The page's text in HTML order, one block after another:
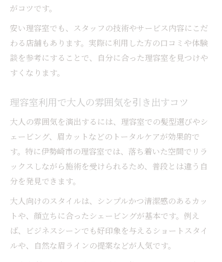
がコツです。
安い理容室でも、スタッフの技術やサービス内容にこだ
わる店舗もあります。実際に利用した方の口コミや体験
談を参考にすることで、自分に合った理容室を見つけや
すくなります。
理容室利用で大人の雰囲気を引き出すコツ
大人の雰囲気を演出するには、理容室での髪型選びやシ
ェービング、眉カットなどのトータルケアが効果的で
す。特に伊勢崎市の理容室では、落ち着いた空間でリラ
ックスしながら施術を受けられるため、普段とは違う自
分を発見できます。
大人向けのスタイルは、シンプルかつ清潔感のあるカッ
トや、顔立ちに合ったシェービングが基本です。例え
ば、ビジネスシーンでも好印象を与えるショートスタイ
ルや、自然な眉ラインの提案などが人気です。